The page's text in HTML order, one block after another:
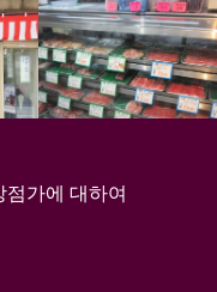
점가에 대하여